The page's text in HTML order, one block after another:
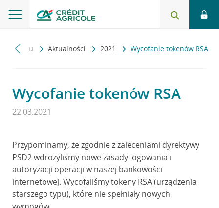
O banku Aktualności 2021 Wycofanie tokenów RSA
Wycofanie tokenów RSA
22.03.2021
Przypominamy, że zgodnie z zaleceniami dyrektywy
PSD2 wdrożyliśmy nowe zasady logowania i
autoryzacji operacji w naszej bankowości
internetowej. Wycofaliśmy tokeny RSA (urządzenia
starszego typu), które nie spełniały nowych